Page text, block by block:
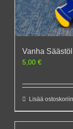
Vanha
5,00 €
Lisää ostoskoriin